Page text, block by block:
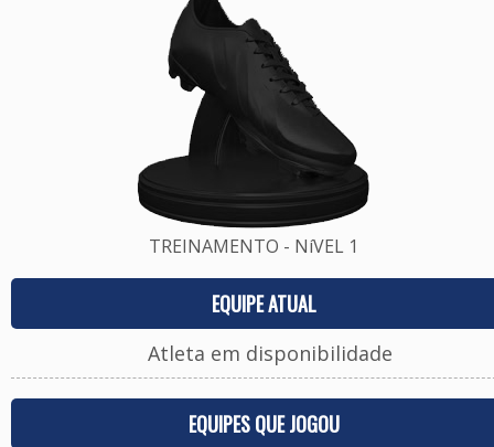
TREINAMENTO - NíVEL 1
EQUIPE ATUAL
Atleta em disponibilidade
EQUIPES QUE JOGOU